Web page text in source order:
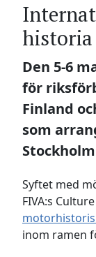
historia
Den 5-6
för
Finland
som
Syftet med
FIVA:s
inom ramen